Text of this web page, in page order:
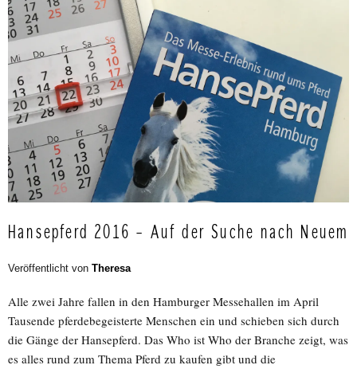
Hansepferd 2016 – Auf der Suche nach Neuem
Veröffentlicht von Theresa
Alle zwei Jahre fallen in den Hamburger Messehallen im April
Tausende pferdebegeisterte Menschen ein und schieben sich durch
die Gänge der Hansepferd. Das Who ist Who der Branche zeigt, was
es alles rund zum Thema Pferd zu kaufen gibt und die